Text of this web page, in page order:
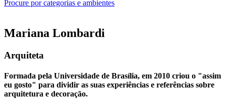
Procure por categorias e ambientes
Mariana Lombardi
Arquiteta
Formada pela Universidade de Brasília, em 2010 criou o "assim
eu gosto" para dividir as suas experiências e referências sobre
arquitetura e decoração.